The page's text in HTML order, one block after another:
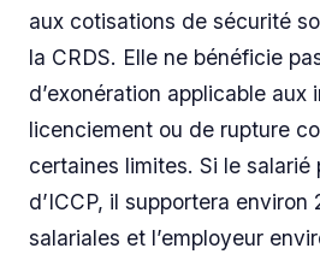
aux cotisations de sécurité
la CRDS. Elle ne bénéficie
d’exonération applicable aux
licenciement ou de rupture
certaines limites. Si le salarié
d’ICCP, il supportera
salariales et l’employeur